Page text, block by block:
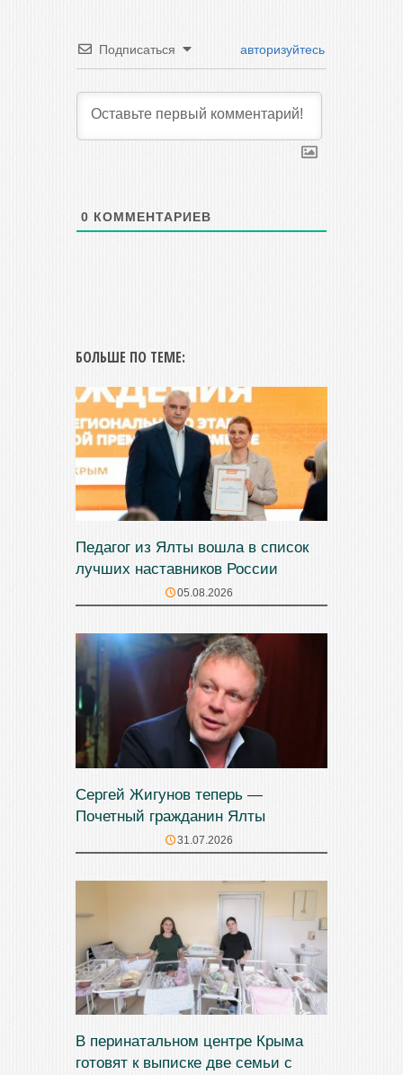
Подписаться авторизуйтесь
0 КОММЕНТАРИЕВ
БОЛЬШЕ ПО ТЕМЕ:
Педагог из Ялты вошла в список
лучших наставников России
05.08.2026
Сергей Жигунов теперь —
Почетный гражданин Ялты
31.07.2026
В перинатальном центре Крыма
готовят к выписке две семьи с